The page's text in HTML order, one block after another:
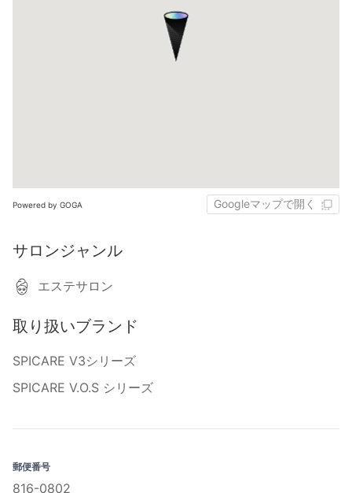
Powered by GOGA Googleマップで開く
サロンジャンル
エステサロン
取り扱いブランド
SPICARE V3シリーズ
SPICARE V.O.S シリーズ
郵便番号
816-0802